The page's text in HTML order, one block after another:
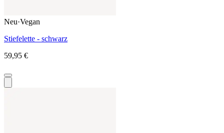
Neu·Vegan
Stiefelette - schwarz
59,95 €